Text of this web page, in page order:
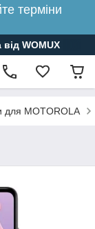
терміни
WOMUX
для MOTOROLA